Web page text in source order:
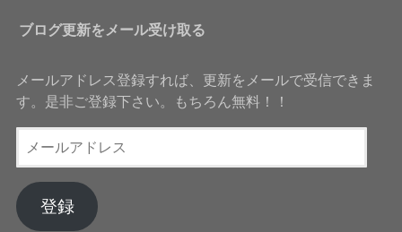
ブログ更新をメール受け取る
メールアドレス登録すれば、更新をメールで受信できま
す。是非ご登録下さい。もちろん無料！！
ー
ア
ド
登録